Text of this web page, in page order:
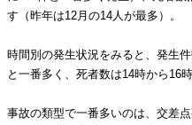
す（昨年は12月の14人が最多）。
時間別の発生状況をみると、発生
と一番多く、死者数は14時から16
事故の類型で一番多いのは、交差